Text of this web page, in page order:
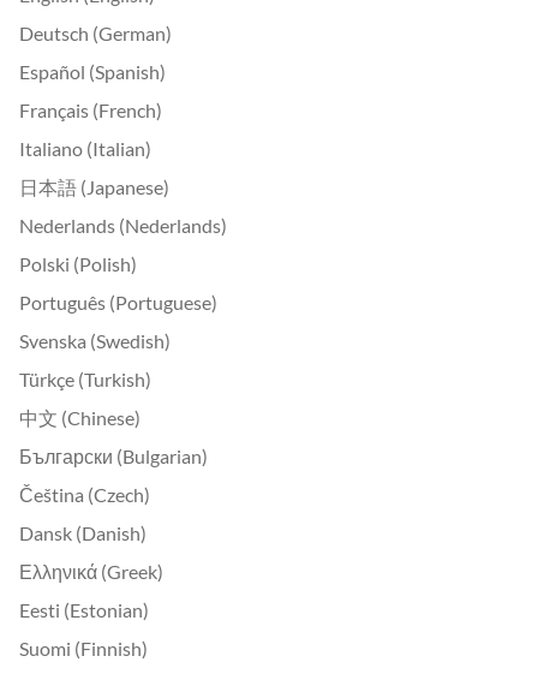
Deutsch (German)
Español (Spanish)
Français (French)
Italiano (Italian)
日本語 (Japanese)
Nederlands (Nederlands)
Polski (Polish)
Português (Portuguese)
Svenska (Swedish)
Türkçe (Turkish)
中文 (Chinese)
Български (Bulgarian)
Čeština (Czech)
Dansk (Danish)
Ελληνικά (Greek)
Eesti (Estonian)
Suomi (Finnish)